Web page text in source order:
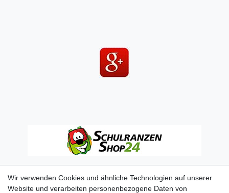
Wir verwenden Cookies und ähnliche Technologien auf unserer
Website und verarbeiten personenbezogene Daten von